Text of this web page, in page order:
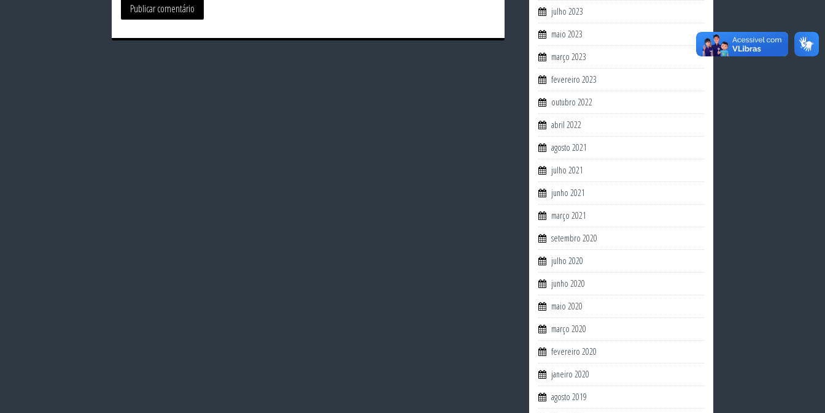
julho 2023
maio 2023
março 2023
fevereiro 2023
outubro 2022
abril 2022
agosto 2021
julho 2021
junho 2021
março 2021
setembro 2020
julho 2020
junho 2020
maio 2020
março 2020
fevereiro 2020
janeiro 2020
agosto 2019